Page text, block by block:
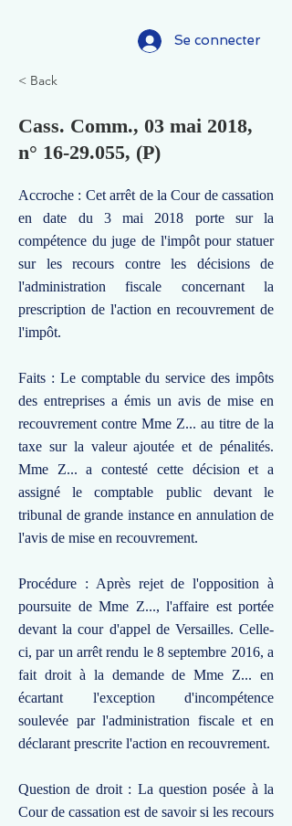
Se connecter
< Back
Cass. Comm., 03 mai 2018,
n° 16-29.055, (P)
Accroche : Cet arrêt de la Cour de cassation
en date du 3 mai 2018 porte sur la
compétence du juge de l'impôt pour statuer
sur les recours contre les décisions de
l'administration fiscale concernant la
prescription de l'action en recouvrement de
l'impôt.
Faits : Le comptable du service des impôts
des entreprises a émis un avis de mise en
recouvrement contre Mme Z... au titre de la
taxe sur la valeur ajoutée et de pénalités.
Mme Z... a contesté cette décision et a
assigné le comptable public devant le
tribunal de grande instance en annulation de
l'avis de mise en recouvrement.
Procédure : Après rejet de l'opposition à
poursuite de Mme Z..., l'affaire est portée
devant la cour d'appel de Versailles. Celle-
ci, par un arrêt rendu le 8 septembre 2016, a
fait droit à la demande de Mme Z... en
écartant l'exception d'incompétence
soulevée par l'administration fiscale et en
déclarant prescrite l'action en recouvrement.
Question de droit : La question posée à la
Cour de cassation est de savoir si les recours